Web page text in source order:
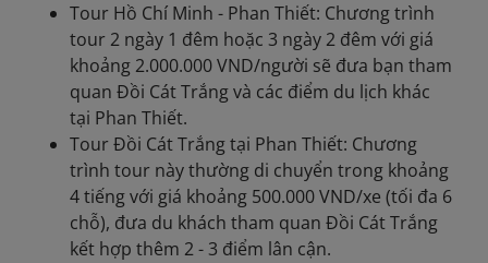
Tour Hồ Chí Minh - Phan Thiết: Chương trình
tour 2 ngày 1 đêm hoặc 3 ngày 2 đêm với giá
khoảng 2.000.000 VND/người sẽ đưa bạn tham
quan Đồi Cát Trắng và các điểm du lịch khác
tại Phan Thiết.
Tour Đồi Cát Trắng tại Phan Thiết: Chương
trình tour này thường di chuyển trong khoảng
4 tiếng với giá khoảng 500.000 VND/xe (tối đa 6
chỗ), đưa du khách tham quan Đồi Cát Trắng
kết hợp thêm 2 - 3 điểm lân cận.